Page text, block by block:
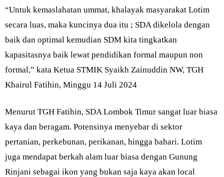
“Untuk kemaslahatan ummat, khalayak masyarakat Lotim
secara luas, maka kuncinya dua itu ; SDA dikelola dengan
baik dan optimal kemudian SDM kita tingkatkan
kapasitasnya baik lewat pendidikan formal maupun non
formal,” kata Ketua STMIK Syaikh Zainuddin NW, TGH
Khairul Fatihin, Minggu 14 Juli 2024
Menurut TGH Fatihin, SDA Lombok Timur sangat luar biasa
kaya dan beragam. Potensinya menyebar di sektor
pertanian, perkebunan, perikanan, hingga bahari. Lotim
juga mendapat berkah alam luar biasa dengan Gunung
Rinjani sebagai ikon yang bukan saja kaya akan local